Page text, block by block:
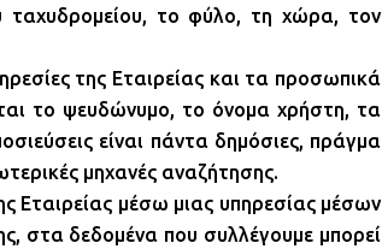
ταχυδρομείου, το φύλο, τη χώρα, τον
της Εταιρείας και τα προσωπικά
το ψευδώνυμο, το όνομα χρήστη, τα
είναι πάντα δημόσιες, πράγμα
μηχανές αναζήτησης.
Εταιρείας μέσω μιας υπηρεσίας μέσων
στα δεδομένα που συλλέγουμε μπορεί